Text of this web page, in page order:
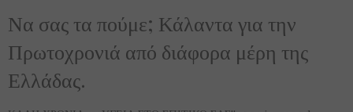
Να σας τα πούμε; Κάλαντα για την
Πρωτοχρονιά από διάφορα μέρη της
Ελλάδας.